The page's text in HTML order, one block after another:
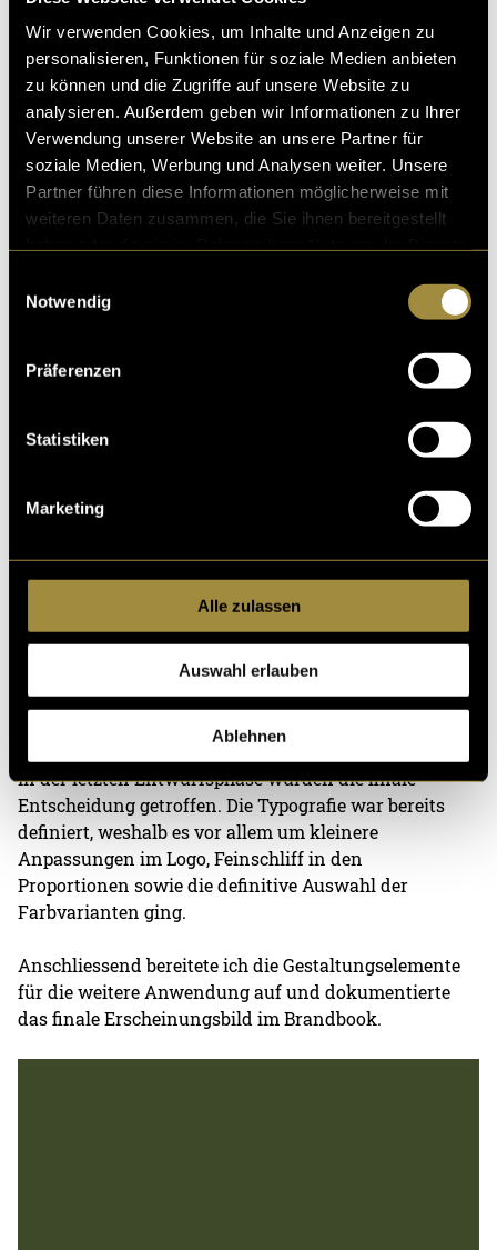
Wir verwenden Cookies, um Inhalte und Anzeigen zu
personalisieren, Funktionen für soziale Medien anbieten
zu können und die Zugriffe auf unsere Website zu
analysieren. Außerdem geben wir Informationen zu Ihrer
Verwendung unserer Website an unsere Partner für
soziale Medien, Werbung und Analysen weiter. Unsere
Partner führen diese Informationen möglicherweise mit
weiteren Daten zusammen, die Sie ihnen bereitgestellt
Notwendig
Präferenzen
Statistiken
Marketing
Alle zulassen
Auswahl erlauben
Ablehnen
Entwurfsphase 2
Nach der ersten Präsentation entschieden sich die
Gründerinnen für eine Mischung aus beiden
Designrichtungen. Daraufhin entwickelte ich die
Gestaltung weiter und kombinierte Elemente aus
beiden Ansätzen zu einem neuen visuellen System.
zahlreiche typografische Experimente.
Entwurfsphase 3
In der letzten Entwurfsphase wurden die finale
Entscheidung getroffen. Die Typografie war bereits
definiert, weshalb es vor allem um kleinere
Anpassungen im Logo, Feinschliff in den
Proportionen sowie die definitive Auswahl der
Farbvarianten ging.
Anschliessend bereitete ich die Gestaltungselemente
für die weitere Anwendung auf und dokumentierte
das finale Erscheinungsbild im Brandbook.